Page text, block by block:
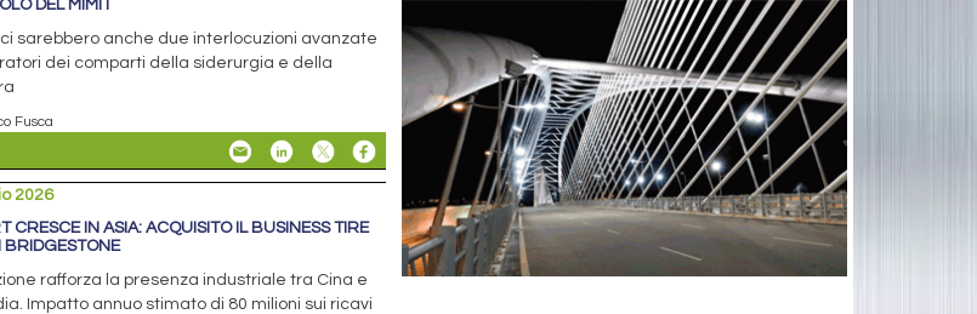
DEL MIMIT
ci sarebbero anche due interlocuzioni avanzate
dei comparti della siderurgia e della
Fusca
2026
CRESCE IN ASIA: ACQUISITO IL BUSINESS TIRE
BRIDGESTONE
rafforza la presenza industriale tra Cina e
Impatto annuo stimato di 80 milioni sui ricavi